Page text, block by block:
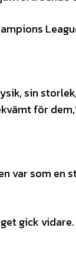
sin
för
var som en
gick